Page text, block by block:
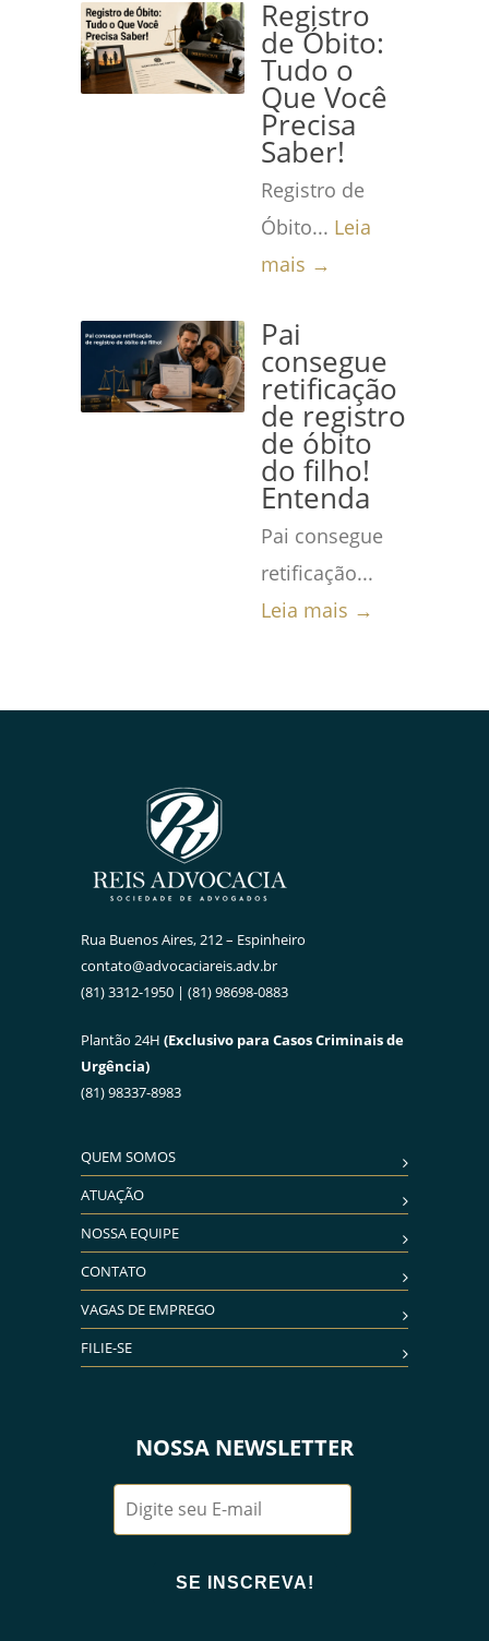
Registro
de Óbito:
Tudo o
Que Você
Precisa
Saber!
Registro de
Óbito... Leia
mais →
Pai
consegue
retificação
de registro
de óbito
do filho!
Entenda
Pai consegue
retificação...
Leia mais →
Rua Buenos Aires, 212 – Espinheiro
contato@advocaciareis.adv.br
(81) 3312-1950 | (81) 98698-0883
Plantão 24H (Exclusivo para Casos Criminais de
Urgência)
(81) 98337-8983
QUEM SOMOS
ATUAÇÃO
NOSSA EQUIPE
CONTATO
VAGAS DE EMPREGO
FILIE-SE
NOSSA NEWSLETTER